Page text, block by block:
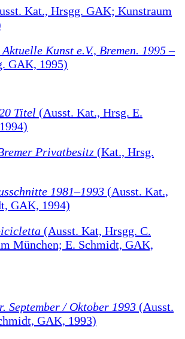
Kat., Hrsgg. GAK; Kunstraum
Kunst e.V., Bremen. 1995 –
GAK, 1995)
Titel (Ausst. Kat., Hrsg. E.
Privatbesitz (Kat., Hrsg.
1981–1993 (Ausst. Kat.,
GAK, 1994)
(Ausst. Kat, Hrsgg. C.
München; E. Schmidt, GAK,
September / Oktober 1993 (Ausst.
GAK, 1993)